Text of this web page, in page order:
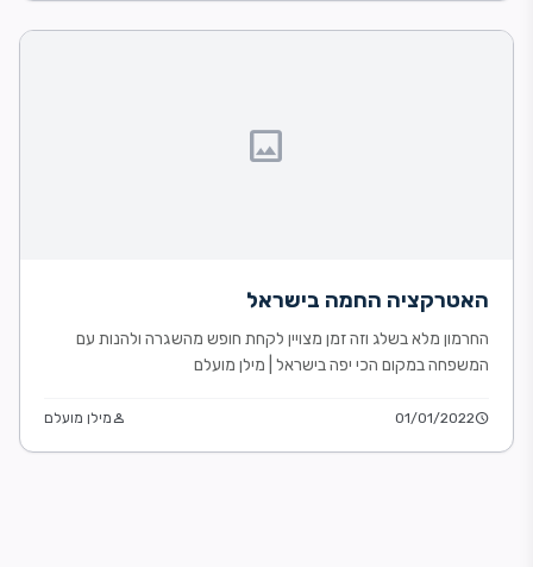
image
האטרקציה החמה בישראל
החרמון מלא בשלג וזה זמן מצויין לקחת חופש מהשגרה ולהנות עם
המשפחה במקום הכי יפה בישראל | מילן מועלם
schedule
01/01/2022
personמילן מועלם